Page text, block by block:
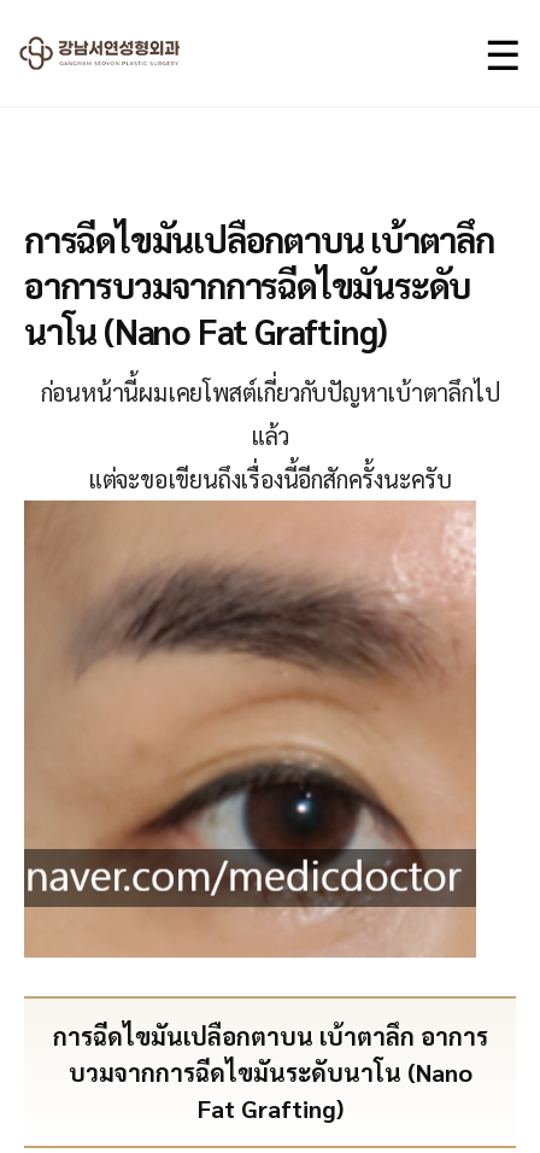
☰
การฉีดไขมันเปลือกตาบน เบ้าตาลึก
อาการบวมจากการฉีดไขมันระดับ
นาโน (Nano Fat Grafting)
ก่อนหน้านี้ผมเคยโพสต์เกี่ยวกับปัญหาเบ้าตาลึกไป
แล้ว
แต่จะขอเขียนถึงเรื่องนี้อีกสักครั้งนะครับ
การฉีดไขมันเปลือกตาบน เบ้าตาลึก อาการ
บวมจากการฉีดไขมันระดับนาโน (Nano
Fat Grafting)